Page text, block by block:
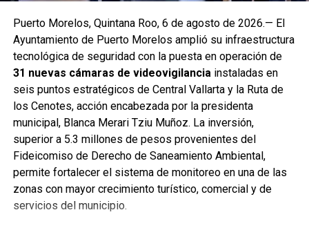
Puerto Morelos, Quintana Roo, 6 de agosto de 2026.— El
Ayuntamiento de Puerto Morelos amplió su infraestructura
tecnológica de seguridad con la puesta en operación de
31 nuevas cámaras de videovigilancia instaladas en
seis puntos estratégicos de Central Vallarta y la Ruta de
los Cenotes, acción encabezada por la presidenta
municipal, Blanca Merari Tziu Muñoz. La inversión,
superior a 5.3 millones de pesos provenientes del
Fideicomiso de Derecho de Saneamiento Ambiental,
permite fortalecer el sistema de monitoreo en una de las
zonas con mayor crecimiento turístico, comercial y de
servicios del municipio.